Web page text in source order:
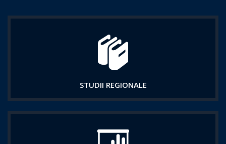
STUDII REGIONALE